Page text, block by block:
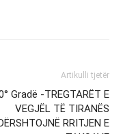
Artikulli tjetër
Gradë -TREGTARËT E
VEGJËL TË TIRANËS
RRITJEN E